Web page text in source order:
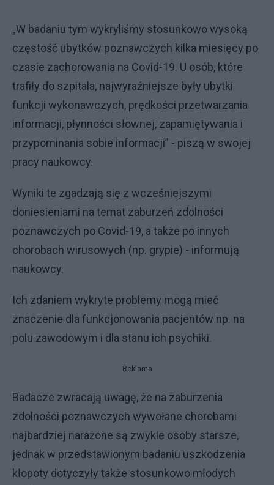
„W badaniu tym wykryliśmy stosunkowo wysoką
częstość ubytków poznawczych kilka miesięcy po
czasie zachorowania na Covid-19. U osób, które
trafiły do szpitala, najwyraźniejsze były ubytki
funkcji wykonawczych, prędkości przetwarzania
informacji, płynności słownej, zapamiętywania i
przypominania sobie informacji” - piszą w swojej
pracy naukowcy.
Wyniki te zgadzają się z wcześniejszymi
doniesieniami na temat zaburzeń zdolności
poznawczych po Covid-19, a także po innych
chorobach wirusowych (np. grypie) - informują
naukowcy.
Ich zdaniem wykryte problemy mogą mieć
znaczenie dla funkcjonowania pacjentów np. na
polu zawodowym i dla stanu ich psychiki.
Reklama
Badacze zwracają uwagę, że na zaburzenia
zdolności poznawczych wywołane chorobami
najbardziej narażone są zwykle osoby starsze,
jednak w przedstawionym badaniu uszkodzenia
kłopoty dotyczyły także stosunkowo młodych